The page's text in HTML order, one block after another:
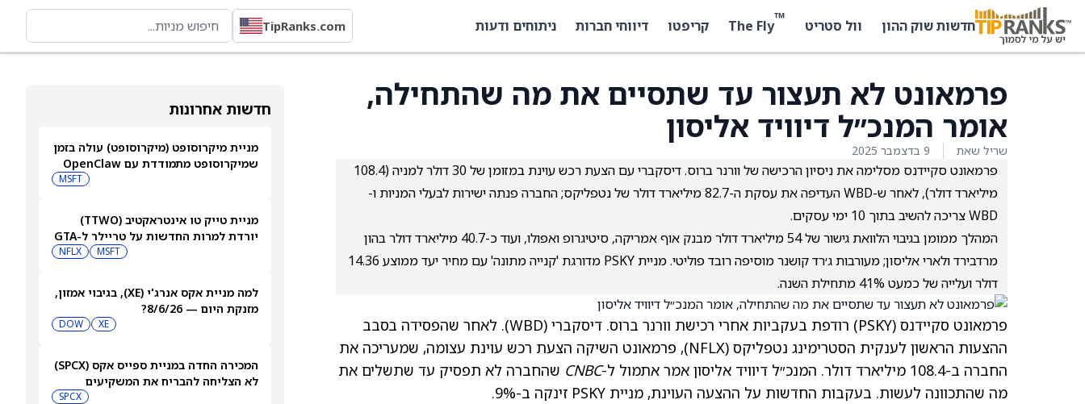
חדשות שוק ההון וול סטריט ™
The Fly קריפטו דיווחי חברות ניתוחים ודעות TipRanks.com
חדשות אחרונות
מניית מיקרוסופט (מיקרוסופט) עולה בזמן
שמיקרוסופט מתמודדת עם OpenClaw
MSFT
מניית טייק טו אינטראקטיב (TTWO)
יורדת למרות החדשות על טריילר ל-GTA
MSFT
NFLX
למה מניית אקס אנרג'י (XE), בגיבוי אמזון,
מזנקת היום — 8/6/26?
XE
DOW
המכירה החדה במניית ספייס אקס (SPCX)
לא הצליחה להבריח את המשקיעים
SPCX
פרמאונט לא תעצור עד שתסיים את מה שהתחילה,
אומר המנכ״ל דיוויד אליסון
שריל שאת 9 בדצמבר 2025
פרמאונט סקיידנס מסלימה את ניסיון הרכישה של וורנר ברוס. דיסקברי עם הצעת רכש עוינת במזומן של 30 דולר למניה (108.4
מיליארד דולר), לאחר ש-WBD העדיפה את עסקת ה-82.7 מיליארד דולר של נטפליקס; החברה פנתה ישירות לבעלי המניות ו-
WBD צריכה להשיב בתוך 10 ימי עסקים.
המהלך ממומן בגיבוי הלוואת גישור של 54 מיליארד דולר מבנק אוף אמריקה, סיטיגרופ ואפולו, ועוד כ-40.7 מיליארד דולר בהון
מרדבירד ולארי אליסון; מעורבות ג׳רד קושנר מוסיפה רובד פוליטי. מניית PSKY מדורגת 'קנייה מתונה' עם מחיר יעד ממוצע 14.36
דולר ועלייה של כמעט 41% מתחילת השנה.
פרמאונט סקיידנס (PSKY) רודפת בעקביות אחרי רכישת וורנר ברוס. דיסקברי (WBD)
. לאחר שהפסידה בסבב
ההצעות הראשון לענקית הסטרימינג נטפליקס (NFLX)
, פרמאונט השיקה הצעת רכש עוינת עצומה, שמעריכה את
החברה ב-108.4 מיליארד דולר. המנכ״ל דיוויד אליסון אמר אתמול ל-
CNBC שהחברה לא תפסיק עד שתשלים את
מה שהתכוונה לעשות. בעקבות החדשות על ההצעה העוינת, מניית PSKY זינקה ב-9%.